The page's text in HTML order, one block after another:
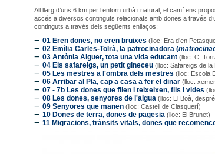
All llarg d’uns 6 km per l’entorn urbà i natural, el camí ens
accés a diversos continguts relacionats amb dones a través
continguts a través dels següents enllaços:
01 Eren dones, no eren bruixes (lloc: Era d’en
02 Emília Carles-Tolrà, la patrocinadora (
03 Antònia Alguer, tota una vida educant (lloc: C.
04 Els safareigs, un petit gineceu (lloc: Safareigs de la
05 Les mestres a l'ombra dels mestres (lloc: Escola
06 Arribar al Pla, cap a casa a fer el dinar (lloc:
07 - 7b Les dones que filen i teixeixen, fils i vides
08 Les dones, senyores de l'aigua (lloc: El Boà,
09 Senyores que manen (lloc: Castell de Clasquerí)
10 Dones de terra, dones de pagesia (lloc: El Brunet)
11 Migracions, trànsits vitals, dones que